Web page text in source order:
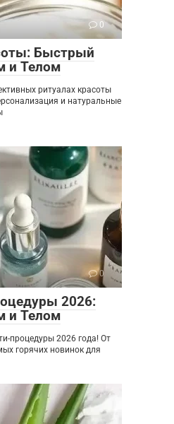
0
Быстрый
и Телом
ритуалах красоты
и натуральные
0
2026:
и Телом
процедуры 2026 года! От
горячих новинок для